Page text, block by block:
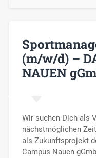
(m/w/d) –
NAUEN
Wir suchen Dich als
nächstmöglichen
als Zukunftsprojekt
Campus Nauen